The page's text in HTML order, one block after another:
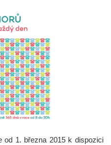
od 1. března 2015 k dispozici